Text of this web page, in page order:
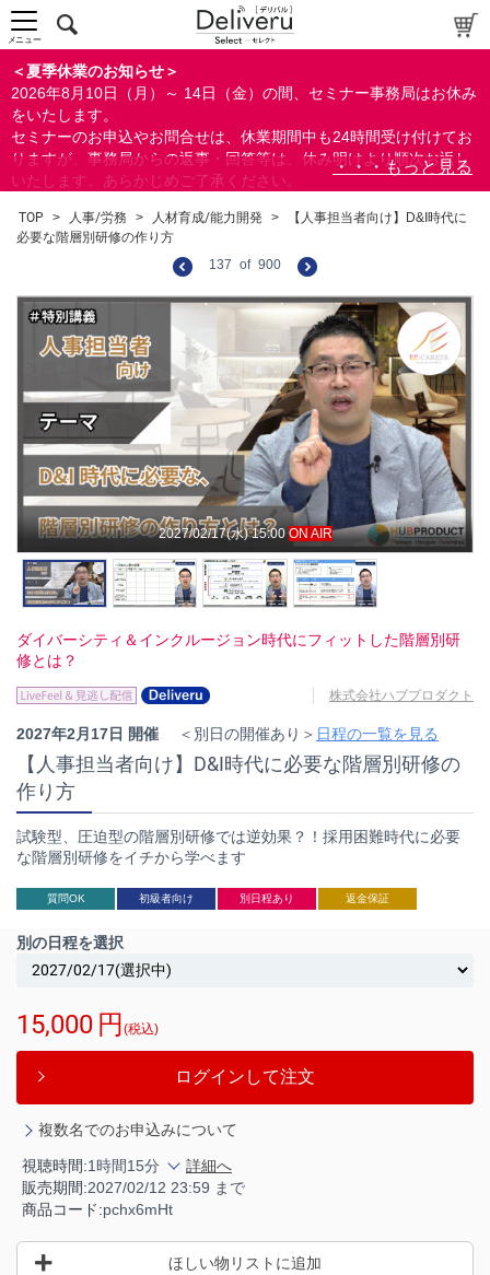
＜夏季休業のお知らせ＞
2026年8月10日（月）～ 14日（金）の間、セミナー事務局はお休み
をいたします。
セミナーのお申込やお問合せは、休業期間中も24時間受け付けてお
りますが、事務局からの返事・回答等は、休み明けより順次お返し
いたします。あらかじめご了承ください。
ができます。
メニュー
TOP > 人事/労務 > 人材育成/能力開発 >
【人事担当者向け】D&I時代に
必要な階層別研修の作り方
137 of 900
2027/02/17(水) 15:00 ON AIR
ダイバーシティ＆インクルージョン時代にフィットした階層別研
修とは？
株式会社ハブプロダクト
2027年2月17日 開催 ＜別日の開催あり＞ 日程の一覧を見る
【人事担当者向け】D&I時代に必要な階層別研修の
作り方
試験型、圧迫型の階層別研修では逆効果？！採用困難時代に必要
な階層別研修をイチから学べます
質問OK 初級者向け 別日程あり 返金保証
別の日程を選択
15,000 円(税込)
ログインして注文
複数名でのお申込みについて
視聴時間:1時間15分
詳細へ
販売期間:2027/02/12 23:59 まで
商品コード:pchx6mHt
ほしい物リストに追加